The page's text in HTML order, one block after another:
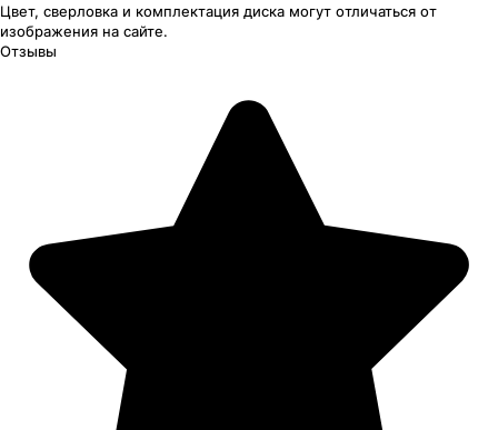
Цвет, сверловка и комплектация диска могут отличаться от
изображения на сайте.
Отзывы